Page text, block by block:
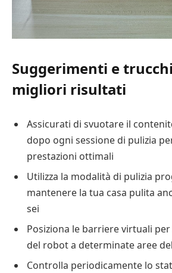
Suggerimenti e
migliori risultati
Assicurati di svuotare il
dopo ogni sessione di pulizia
prestazioni ottimali
Utilizza la modalità di pulizia
mantenere la tua casa pulita
sei
Posiziona le barriere virtuali per
del robot a determinate aree
Controlla periodicamente lo